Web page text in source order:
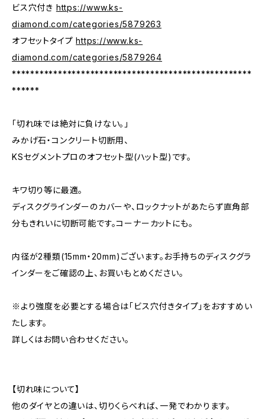
ビス穴付き https://www.ks-
diamond.com/categories/5879263
オフセットタイプhttps://www.ks-
diamond.com/categories/5879264
****************************************************
******
「切れ味では絶対に負けない。」
みかげ石・コンクリート切断用、
KSセグメントプロのオフセット型(ハット型)です。
キワ切り等に最適。
ディスクグラインダーのカバーや、ロックナットがあたらず直角部
分もきれいに切断可能です。コーナーカットにも。
内径が2種類(15mm・20mm)ございます。お手持ちのディスクグラ
インダーをご確認の上、お買いもとめください。
※より強度を必要とする場合は「ビス穴付きタイプ」をおすすめい
たします。
詳しくはお問い合わせください。
【切れ味について】
他のダイヤとの違いは、切りくらべれば、一発でわかります。